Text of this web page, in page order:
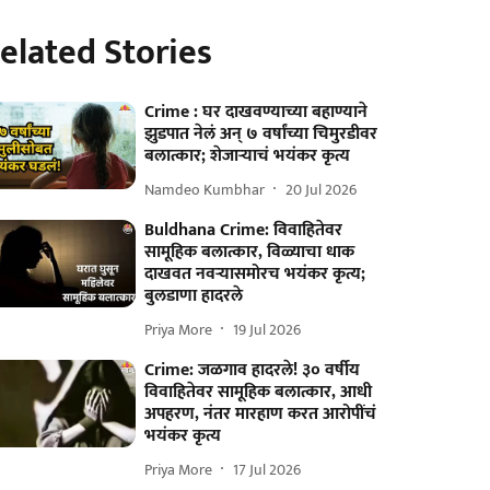
Stories
Crime : घर दाखवण्याच्या बहाण्याने
झुडपात नेलं अन् ७ वर्षांच्या चिमुरडीवर
बलात्कार; शेजाऱ्याचं भयंकर कृत्य
Namdeo Kumbhar 20 Jul 2026
Buldhana Crime: विवाहितेवर
सामूहिक बलात्कार, विळ्याचा धाक
दाखवत नवऱ्यासमोरच भयंकर कृत्य;
बुलडाणा हादरले
Priya More 19 Jul 2026
Crime: जळगाव हादरले! ३० वर्षीय
विवाहितेवर सामूहिक बलात्कार, आधी
अपहरण, नंतर मारहाण करत आरोपींचं
भयंकर कृत्य
Priya More 17 Jul 2026